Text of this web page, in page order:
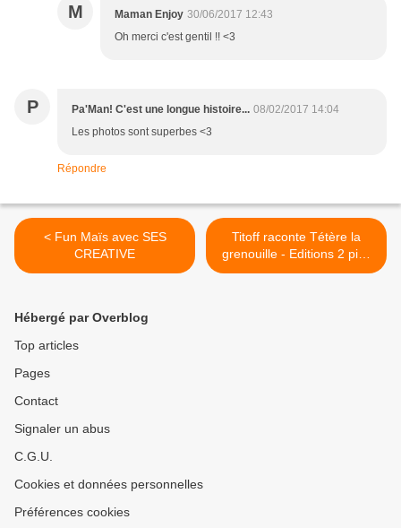
M Maman Enjoy 30/06/2017 12:43
Oh merci c'est gentil !! <3
P Pa'Man! C'est une longue histoire... 08/02/2017 14:04
Les photos sont superbes <3
Répondre
< Fun Maïs avec SES
CREATIVE
Titoff raconte Tétère la
grenouille - Editions 2 pies
tant mieux >
Hébergé par Overblog
Top articles
Pages
Contact
Signaler un abus
C.G.U.
Cookies et données personnelles
Préférences cookies